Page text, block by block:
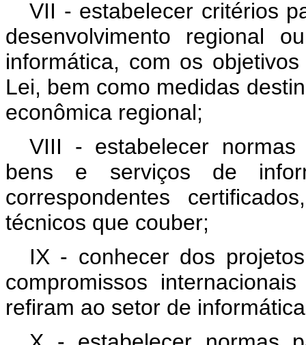
VII - estabelecer critérios
desenvolvimento regional
informática, com os
Lei, bem como medidas
econômica regional;
VIII - estabelecer
bens e serviços de
correspondentes
técnicos que couber;
IX - conhecer dos
compromissos
refiram ao setor de